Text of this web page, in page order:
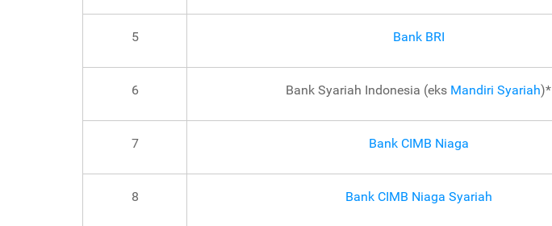
5 Bank BRI
6 Bank Syariah Indonesia (eks Mandiri Syariah)*
7 Bank CIMB Niaga
8 Bank CIMB Niaga Syariah